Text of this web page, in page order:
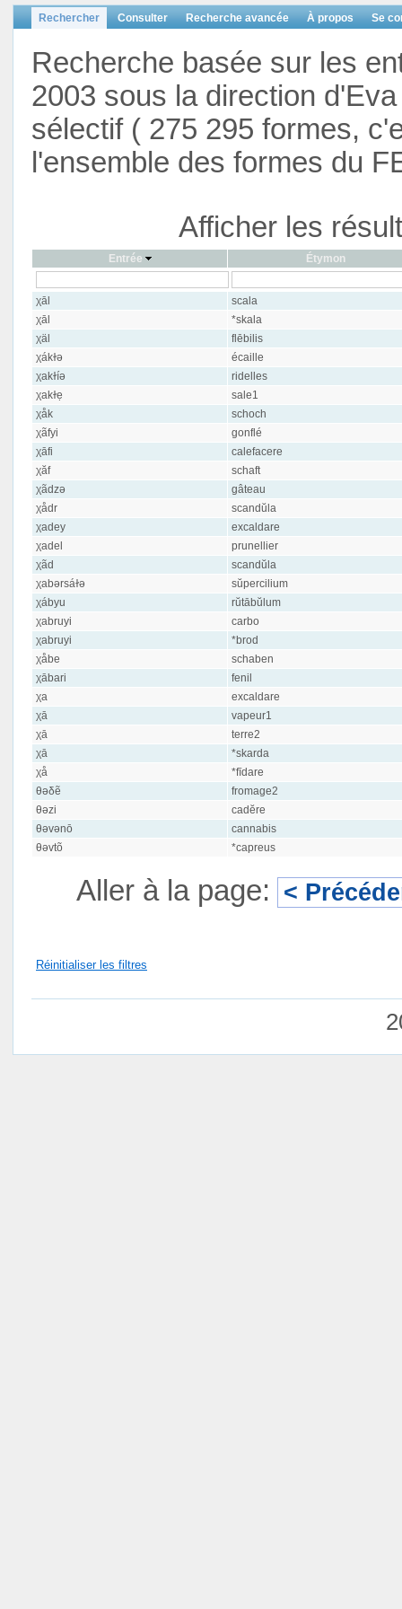
Rechercher Consulter Recherche avancée À propos Se
Recherche basée sur les
2003 sous la direction
sélectif ( 275 295 formes,
l'ensemble des formes du
Afficher les
Entrée Étymon
χāl
scala
χāl
*skala
χäl
flēbilis
χákɫə
écaille
χakɫíə
ridelles
χakɫẹ
sale1
χåk
schoch
χãfyi
gonflé
χāfi
calefacere
χăf
schaft
χãdzə
gâteau
χådr
scandŭla
χadey
excaldare
χadel
prunellier
χãd
scandŭla
χabərsáɫə
sŭpercilium
χábyu
rŭtābŭlum
χabruyi
carbo
χabruyi
*brod
χåbe
schaben
χābari
fenil
χa
excaldare
χā
vapeur1
χā
terre2
χā
*skarda
χå
*fīdare
θəδẽ
fromage2
θəzi
cadĕre
θəvənō
cannabis
θəvtõ
*capreus
Aller à la page: <
Réinitialiser les filtres